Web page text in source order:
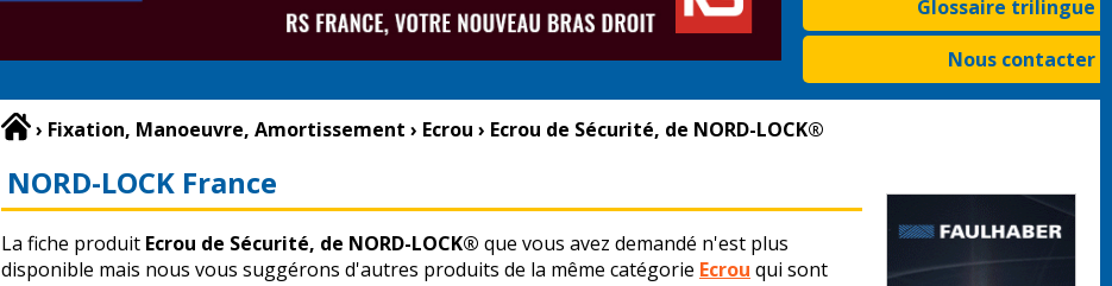
Glossaire trilingue
Nous contacter
› Fixation, Manoeuvre, Amortissement › Ecrou › Ecrou de Sécurité, de NORD-LOCK®
NORD-LOCK France
La fiche produit Ecrou de Sécurité, de NORD-LOCK® que vous avez demandé n'est plus
disponible mais nous vous suggérons d'autres produits de la même catégorie Ecrou qui sont